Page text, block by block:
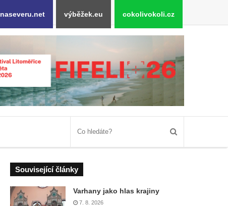
naseveru.net výběžek.eu cokolivokoli.cz
Související články
Varhany jako hlas krajiny
7. 8. 2026